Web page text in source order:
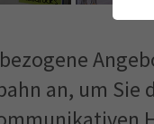
an, um Sie